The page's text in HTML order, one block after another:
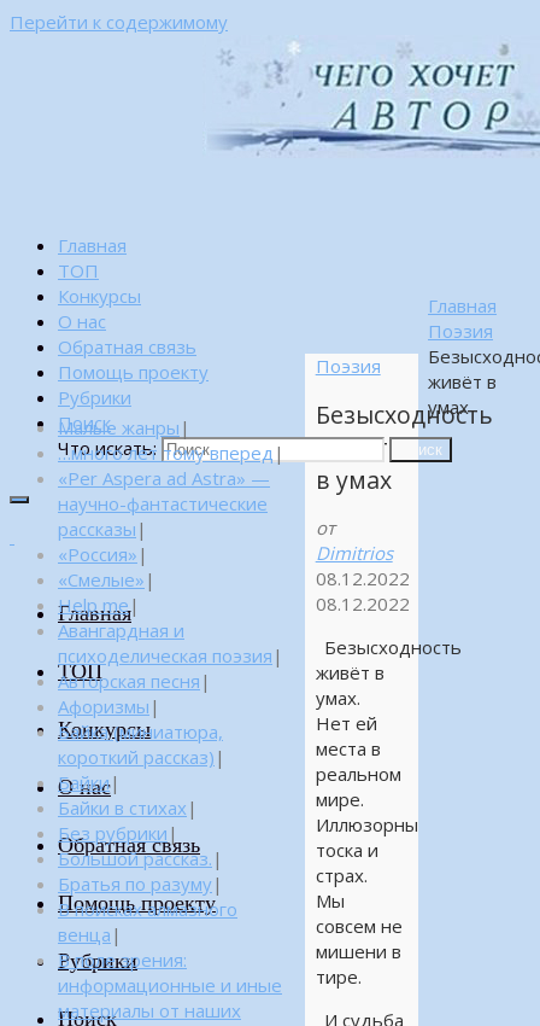
Перейти к содержимому
Главная
ТОП
Конкурсы
О нас
Обратная связь
Помощь проекту
Рубрики
Поиск
Что искать:
Поиск
Главная
ТОП
Конкурсы
О нас
Обратная связь
Помощь проекту
Рубрики
Поиск
Главная
Поэзия
живёт в
умах
Поэзия
Безысходность
живёт
в умах
от
Dimitrios
08.12.2022
08.12.2022
Безысходность
живёт в
умах.
Нет ей
места в
реальном
мире.
Иллюзорны
тоска и
страх.
Мы
совсем не
мишени в
тире.
И судьба
Малые жанры |
…много лет тому вперед |
«Per Aspera ad Astra» —
научно-фантастические
рассказы |
«Россия» |
«Смелые» |
Help me|
Авангардная и
психоделическая поэзия |
Авторская песня |
Афоризмы |
Байка (миниатюра,
короткий рассказ) |
Байки|
Байки в стихах |
Без рубрики |
Большой рассказ. |
Братья по разуму|
В поисках алмазного
венца |
В поле зрения:
информационные и иные
материалы от наших